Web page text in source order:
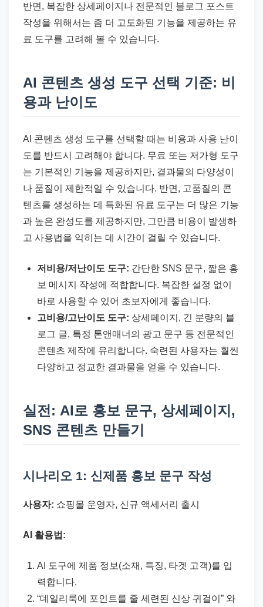
반면, 복잡한 상세페이지나 전문적인 블로그 포스트
작성을 위해서는 좀 더 고도화된 기능을 제공하는 유
료 도구를 고려해 볼 수 있습니다.
AI 콘텐츠 생성 도구 선택 기준: 비
용과 난이도
AI 콘텐츠 생성 도구를 선택할 때는 비용과 사용 난이
도를 반드시 고려해야 합니다. 무료 또는 저가형 도구
는 기본적인 기능을 제공하지만, 결과물의 다양성이
나 품질이 제한적일 수 있습니다. 반면, 고품질의 콘
텐츠를 생성하는 데 특화된 유료 도구는 더 많은 기능
과 높은 완성도를 제공하지만, 그만큼 비용이 발생하
고 사용법을 익히는 데 시간이 걸릴 수 있습니다.
저비용/저난이도 도구: 간단한 SNS 문구, 짧은 홍
보 메시지 작성에 적합합니다. 복잡한 설정 없이
바로 사용할 수 있어 초보자에게 좋습니다.
고비용/고난이도 도구: 상세페이지, 긴 분량의 블
로그 글, 특정 톤앤매너의 광고 문구 등 전문적인
콘텐츠 제작에 유리합니다. 숙련된 사용자는 훨씬
다양하고 정교한 결과물을 얻을 수 있습니다.
실전: AI로 홍보 문구, 상세페이지,
SNS 콘텐츠 만들기
시나리오 1: 신제품 홍보 문구 작성
사용자: 쇼핑몰 운영자, 신규 액세서리 출시
AI 활용법:
AI 도구에 제품 정보(소재, 특징, 타겟 고객)를 입
력합니다.
“데일리룩에 포인트를 줄 세련된 신상 귀걸이” 와